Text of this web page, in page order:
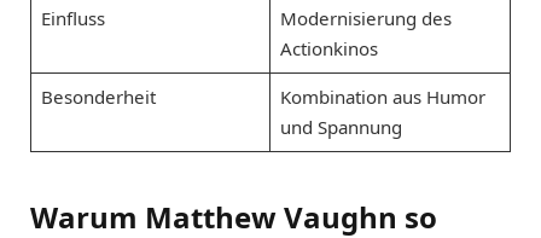
Einfluss
Modernisierung des
Actionkinos
Besonderheit
Kombination aus Humor
und Spannung
Warum Matthew Vaughn so